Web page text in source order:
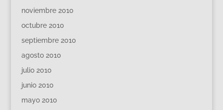
noviembre 2010
octubre 2010
septiembre 2010
agosto 2010
julio 2010
junio 2010
mayo 2010